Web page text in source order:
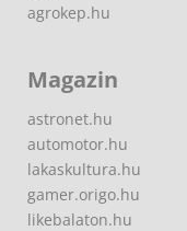
agrokep.hu
Magazin
astronet.hu
automotor.hu
lakaskultura.hu
gamer.origo.hu
likebalaton.hu